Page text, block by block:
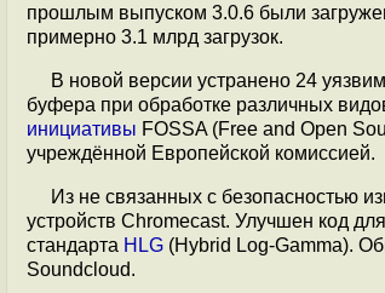
прошлым выпуском 3.0.6 были
примерно 3.1 млрд загрузок.
В новой версии устранено 24
буфера при обработке различных
инициативы FOSSA (Free and Open
учреждённой Европейской комиссией.
Из не связанных с безопасностью
устройств Chromecast. Улучшен код
стандарта HLG (Hybrid Log-Gamma).
Soundcloud.